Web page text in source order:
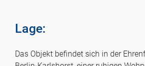
Lage:
Das Objekt befindet sich in der